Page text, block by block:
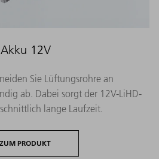
12V
Sie Lüftungsrohre an
ab. Dabei sorgt der 12V-LiHD-
lange Laufzeit.
ZUM PRODUKT